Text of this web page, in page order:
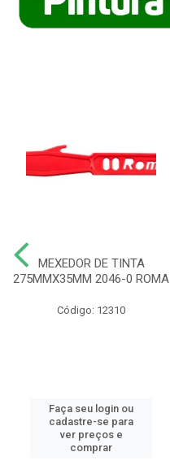
MEXEDOR DE TINTA
275MMX35MM 2046-0 ROMA
Código: 12310
Faça seu login ou
cadastre-se para
ver preços e
comprar